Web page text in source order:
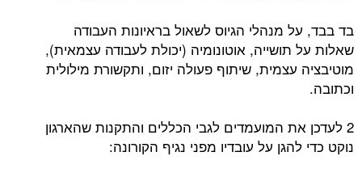
בד בבד, על מנהלי הגיוס לשאול בראיונות העבודה
שאלות על תושייה, אוטונומיה (יכולת לעבודה עצמאית),
מוטיבציה עצמית, שיתוף פעולה יזום, ותקשורת מילולית
וכתובה.
2 לעדכן את המועמדים לגבי הכללים והתקנות שהארגון
נוקט כדי להגן על עובדיו מפני נגיף הקורונה: